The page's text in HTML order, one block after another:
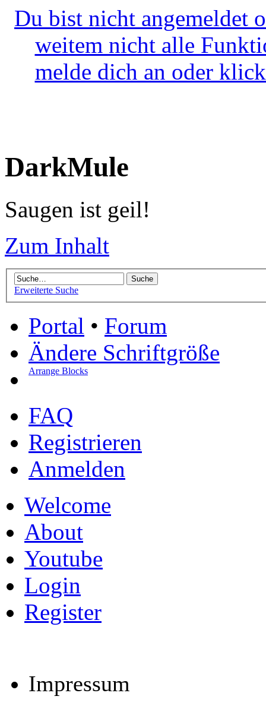
Du bist nicht angemeldet
weitem nicht alle
melde dich an oder
DarkMule
Saugen ist geil!
Zum Inhalt
Erweiterte Suche
Portal • Forum
Ändere Schriftgröße
Arrange Blocks
FAQ
Registrieren
Anmelden
Welcome
About
Youtube
Login
Register
Impressum